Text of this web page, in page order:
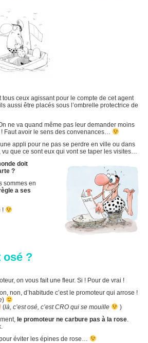
tous ceux agissant pour le compte de cet agent
aussi être placés sous l’ombrelle protectrice de
ne va quand même pas leur demander moins
! Faut avoir le sens des convenances…
appli pour ne pas se perdre en ville ou dans
vu que ce sont eux qui vont se taper les visites…
doit
?
sommes en
a ses
!
osé ?
on vous fait une fleur. Si ! Pour de vrai !
non, d’habitude c’est le promoteur qui arrose !
)
(là, c’est osé, c’est CRO qui se mouille
)
le promoteur ne carbure pas à la rose.
éviter les épines de rose…